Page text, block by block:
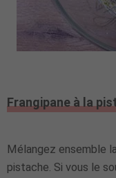
Frangipane à la
Mélangez ensemble
pistache. Si vous le